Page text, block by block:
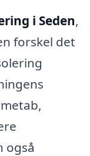
i Seden,
forskel det
også